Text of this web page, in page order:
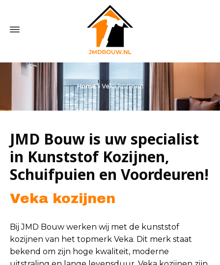
Home» Veka kozijnen
JMD Bouw is uw specialist
in Kunststof Kozijnen,
Schuifpuien en Voordeuren!
Veka kozijnen
Bij JMD Bouw werken wij met de kunststof
kozijnen van het topmerk Veka. Dit merk staat
bekend om zijn hoge kwaliteit, moderne